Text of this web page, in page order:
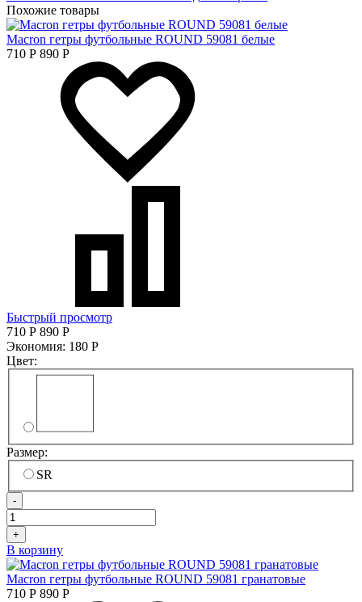
Похожие товары
Macron гетры футбольные ROUND 59081 белые
710 Р 890 Р
Быстрый просмотр
710 Р 890 Р
Экономия: 180 Р
Цвет:
Размер:
SR
-
+
В корзину
Macron гетры футбольные ROUND 59081 гранатовые
710 Р 890 Р